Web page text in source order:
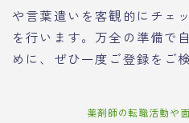
や言葉遣いを客観的にチェ
を行います。万全の準備で
めに、ぜひ一度ご登録をご
薬剤師の転職活動や